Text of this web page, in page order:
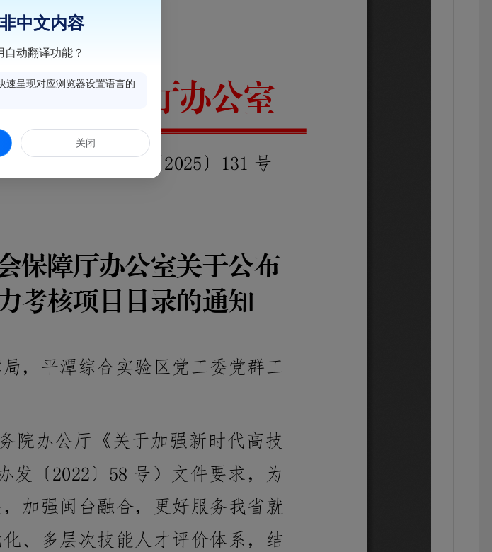
中文内容
自动翻译功能？
速呈现对应浏览器设置语言的
关闭